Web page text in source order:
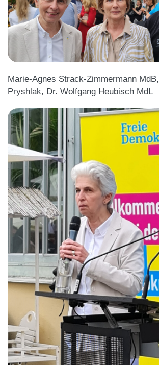
Marie-Agnes Strack-Zimmermann MdB,
Pryshlak, Dr. Wolfgang Heubisch MdL